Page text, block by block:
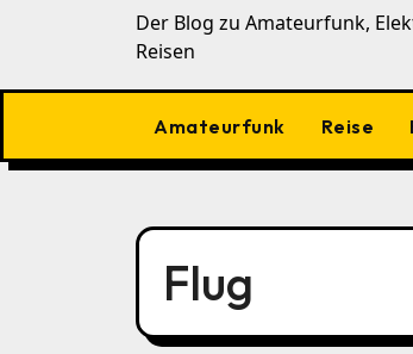
Der Blog zu Amateurfunk,
Reisen
Amateurfunk Reise
Flug